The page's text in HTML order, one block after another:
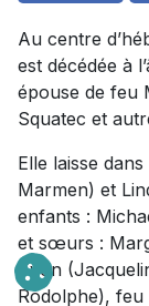
Au centre
est décédée à
épouse de feu
Squatec et
Elle laisse
Marmen) et
enfants :
et sœurs :
Yvon
Rodolphe),